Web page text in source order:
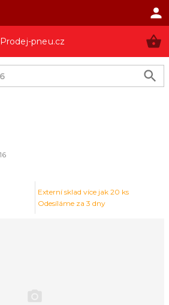
Prodej-pneu.cz
Externí sklad více jak 20 ks
Odesíláme za 3 dny